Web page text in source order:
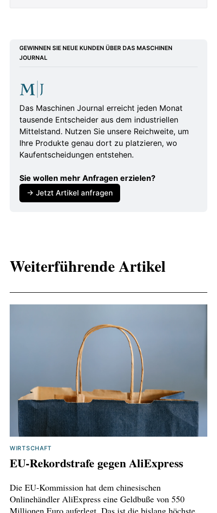
https://www.creditreform.de/frankfurt-am-
in-deutschland-jahr-2025
wissen/pressemeldungen-fachbeitraege/news-
details/show/insolvenzen-in-deutschland-jahr-
2025
https://www.marktundmittelstand.de/finanzen/
neue-insolvenzwelle-erfasst-deutschen-
mittelstand-und-automobilbranche
https://www.business-
leaders.net/unternehmensinsolvenzen-2025-
https://www.iwh-
insolvenztrend-hoechstwert-bei-
leichtem-rueckgang-im-juni
https://www.handelsblatt.com/politik/konjunktu
r/firmenpleiten-keine-trendwende-in-
deutschland-in-sicht/100181933.html
https://www.produktion.de/wirtschaft/insolven
zen-2025-hoechster-stand-seit-zehn-
jahren/2574432
GEWINNEN SIE NEUE KUNDEN ÜBER DAS MASCHINEN
JOURNAL
Das Maschinen Journal erreicht jeden Monat
tausende Entscheider aus dem industriellen
Mittelstand. Nutzen Sie unsere Reichweite, um
Ihre Produkte genau dort zu platzieren, wo
Kaufentscheidungen entstehen.
Sie wollen mehr Anfragen erzielen?
→ Jetzt Artikel anfragen
Weiterführende Artikel
WIRTSCHAFT
EU-Rekordstrafe gegen AliExpress
Die EU-Kommission hat dem chinesischen
Onlinehändler AliExpress eine Geldbuße von 550
Millionen Euro auferlegt. Das ist die bislang höchste